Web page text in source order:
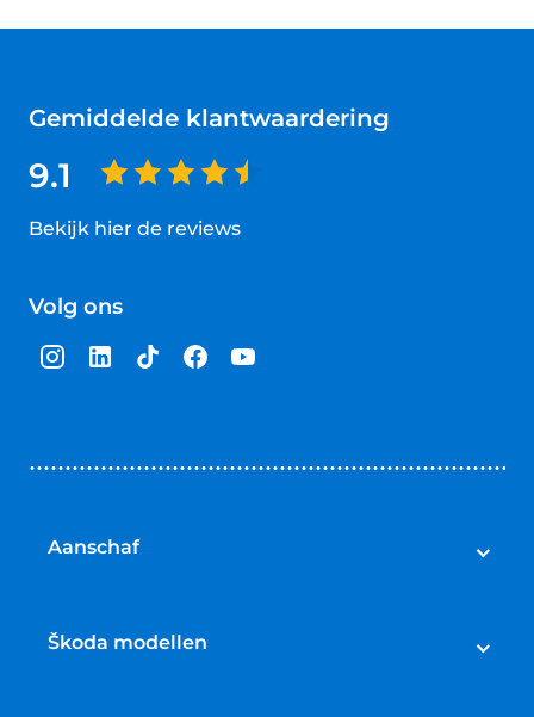
Gemiddelde klantwaardering
9.1
Bekijk hier de reviews
van
sterren
Volg ons
Aanschaf
Škoda occasions
Škoda modellen